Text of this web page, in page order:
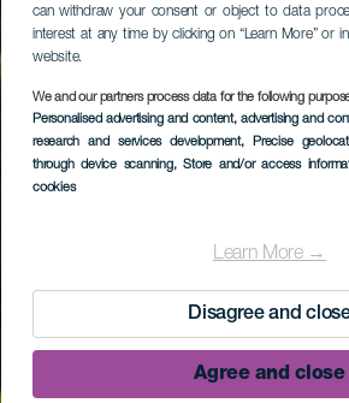
can withdraw your consent or object to data
interest at any time by clicking on “Learn More” or
website.
We and our partners process data for the following
Personalised advertising and content, advertising and
research and services development, Precise
through device scanning, Store and/or access
cookies
Learn More →
Disagree and
Agree and close